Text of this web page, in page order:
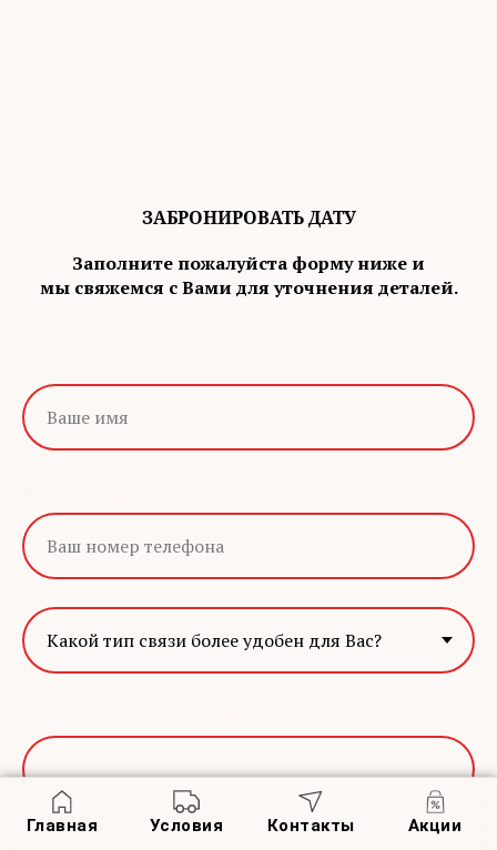
ЗАБРОНИРОВАТЬ ДАТУ
Заполните пожалуйста форму ниже и
мы свяжемся с Вами для уточнения деталей.
Главная Условия Контакты Акции